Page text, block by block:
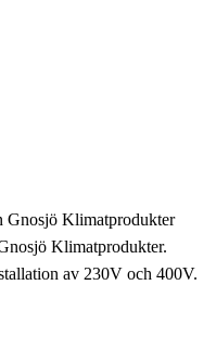
Gnosjö Klimatprodukter
Klimatprodukter.
av 230V och 400V.